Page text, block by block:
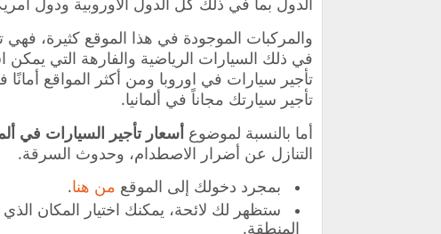
والمركبات الموجودة في هذا الموقع كثيرة،
في ذلك السيارات الرياضية والفارهة التي
تأجير سيارات في اوروبا ومن أكثر المواقع
تأجير سيارتك مجاناً في ألمانيا.
أما بالنسبة لموضوع أسعار تأجير السيارات في
التنازل عن أضرار الاصطدام، وحدوث السرقة.
بمجرد دخولك إلى الموقع من هنا.
ستظهر لك لائحة، يمكنك اختيار المكان
المنطقة.